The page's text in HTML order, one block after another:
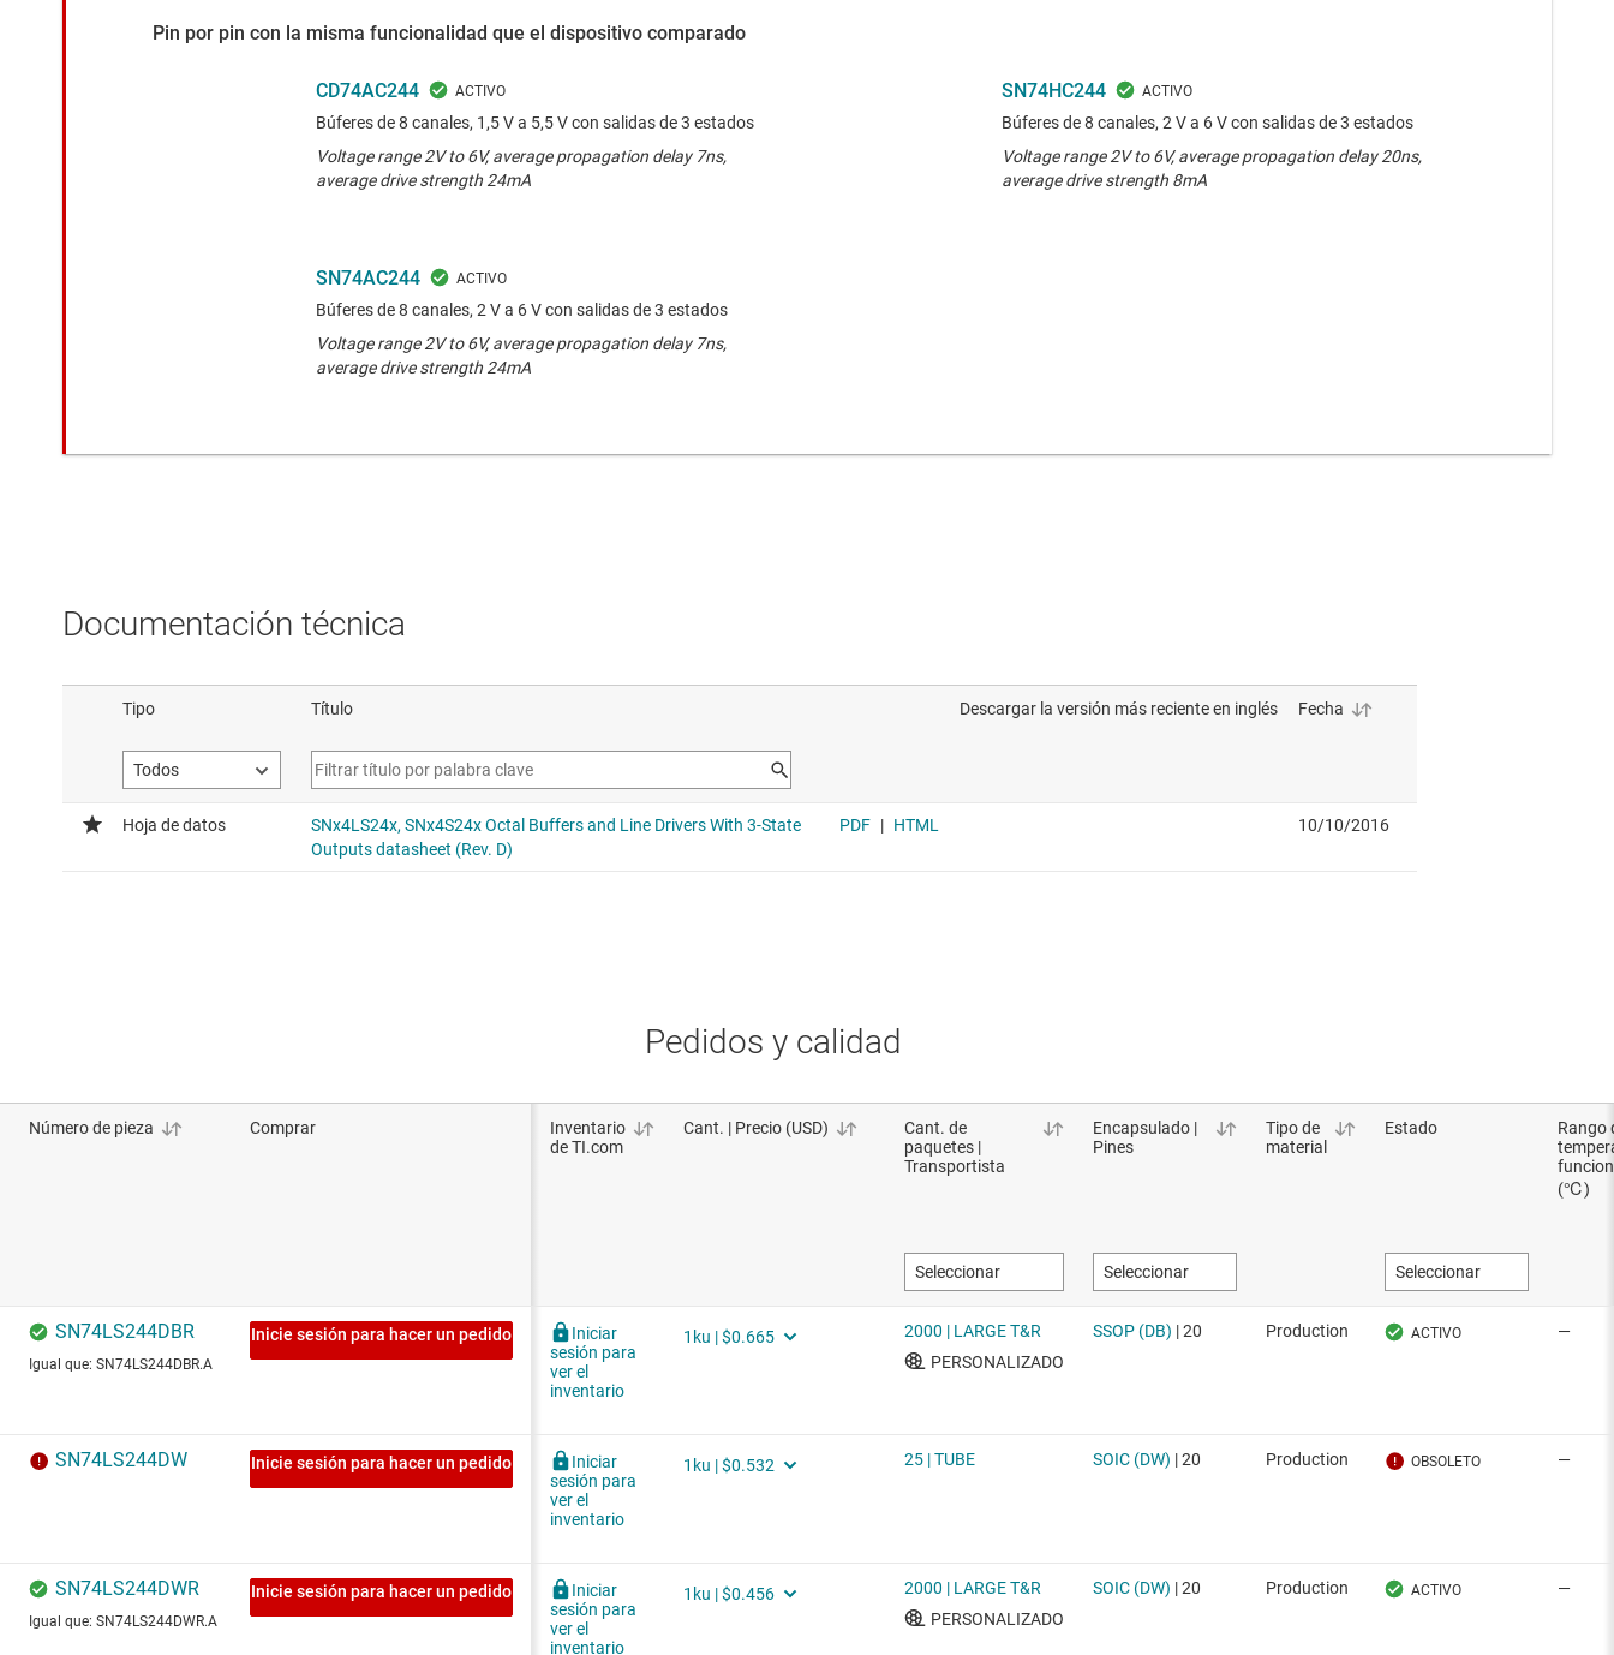
Pin por pin con la misma funcionalidad que el dispositivo comparado
CD74AC244
Búferes de 8 canales, 1,5 V a 5,5 V con salidas de 3 estados
Voltage range 2V to 6V, average propagation delay 7ns,
average drive strength 24mA
SN74HC244
Búferes de 8 canales, 2 V a 6 V con salidas de 3 estados
Voltage range 2V to 6V, average propagation delay 20ns,
average drive strength 8mA
SN74AC244
Búferes de 8 canales, 2 V a 6 V con salidas de 3 estados
Voltage range 2V to 6V, average propagation delay 7ns,
average drive strength 24mA
Documentación técnica
Pedidos y calidad